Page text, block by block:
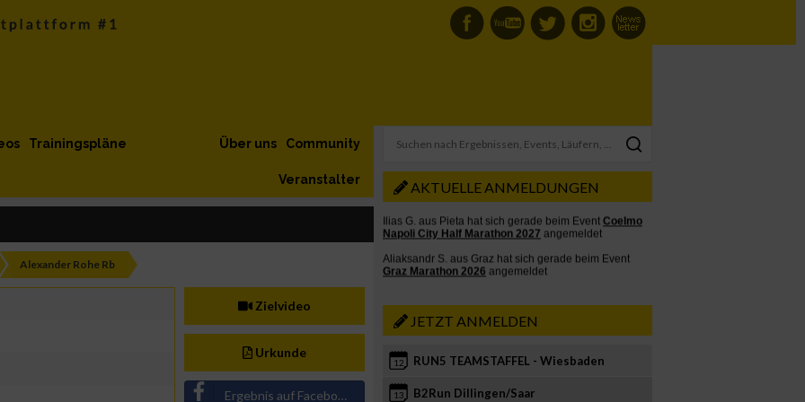
Trainingspläne Community
Über uns
Veranstalter
Alexander Rohe Rb
Zielvideo
Urkunde
Ergebnis auf Facebook teilen
AKTUELLE ANMELDUNGEN
JETZT ANMELDEN
12 RUN5 TEAMSTAFFEL - Wiesbaden
13 B2Run Dillingen/Saar